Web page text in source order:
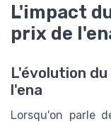
L'impact
prix de
L'évolution
l'ena
Lorsqu'on parle